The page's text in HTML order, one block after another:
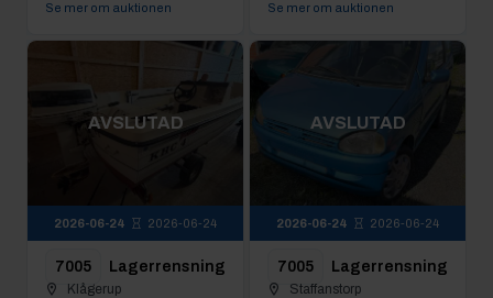
Se mer om auktionen
Se mer om auktionen
AVSLUTAD
2026-06-24 2026-06-24
7005 Lagerrensning
Klågerup
AVSLUTAD
2026-06-24 2026-06-24
7005 Lagerrensning
Staffanstorp